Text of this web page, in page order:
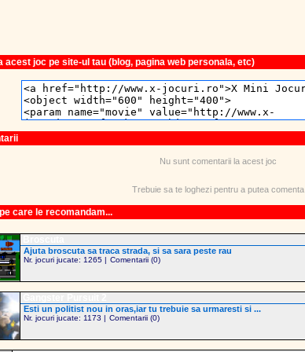
acest joc pe site-ul tau (blog, pagina web personala, etc)
Nu sunt comentarii la acest joc
Trebuie sa te loghezi pentru a putea comenta
care le recomandam...
Ajuta broscuta sa traca strada, si sa sara peste rau
Nr. jocuri jucate: 1265 | Comentarii (0)
Esti un politist nou in oras,iar tu trebuie sa urmaresti si ...
Nr. jocuri jucate: 1173 | Comentarii (0)